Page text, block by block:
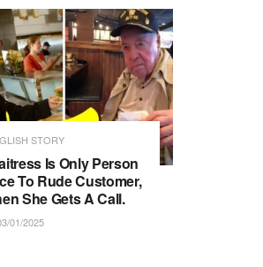
STORY
Is Only Person
To Rude Customer,
She Gets A Call.
01/2025